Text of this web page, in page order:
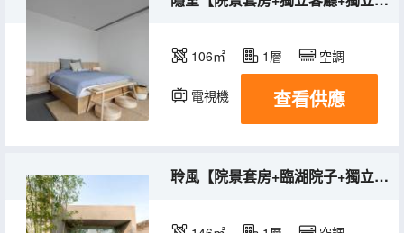
106㎡ 1層 空調
電視機 查看供應
聆風【院景套房+臨湖院子+獨立露台】